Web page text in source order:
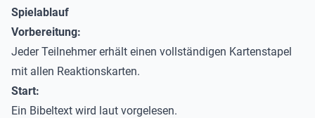
Spielablauf
Vorbereitung:
Jeder Teilnehmer erhält einen vollständigen Kartenstapel
mit allen Reaktionskarten.
Start:
Ein Bibeltext wird laut vorgelesen.